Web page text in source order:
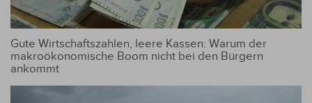
Gute Wirtschaftszahlen, leere Kassen: Warum der
makroökonomische Boom nicht bei den Bürgern
ankommt